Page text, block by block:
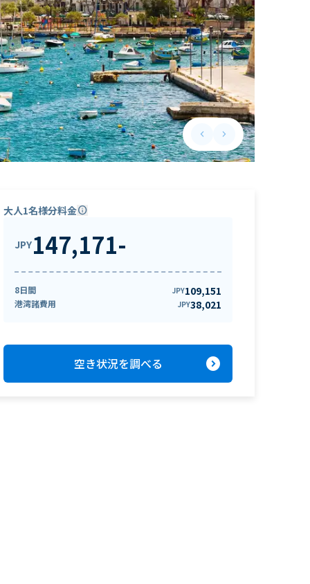
keyboard_arrow_leftPrevious slide
keyboard_arrow_rightNext slide
大人1名様分料金info
JPY147,171-
8日間 JPY109,151
港湾諸費用 JPY38,021
空き状況を調べる expand_circle_right